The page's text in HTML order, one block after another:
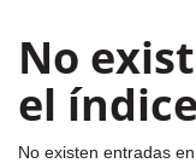
No
el índice
No existen entradas